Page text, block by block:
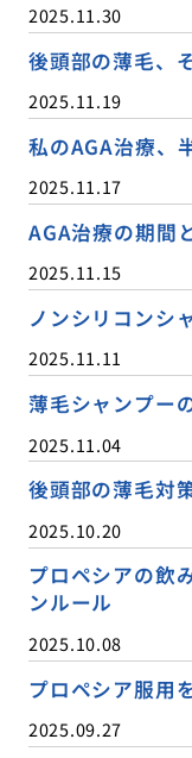
2025.11.30
後頭部の薄毛、
2025.11.19
私のAGA治療、
2025.11.17
AGA治療の期間
2025.11.15
ノンシリコンシ
2025.11.11
薄毛シャンプー
2025.11.04
後頭部の薄毛対
2025.10.20
プロペシアの飲
ンルール
2025.10.08
プロペシア服用
2025.09.27